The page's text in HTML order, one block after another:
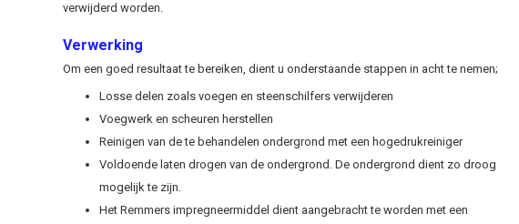
verwijderd worden.
Verwerking
Om een goed resultaat te bereiken, dient u onderstaande stappen in acht te nemen;
Losse delen zoals voegen en steenschilfers verwijderen
Voegwerk en scheuren herstellen
Reinigen van de te behandelen ondergrond met een hogedrukreiniger
Voldoende laten drogen van de ondergrond. De ondergrond dient zo droog
mogelijk te zijn.
Het Remmers impregneermiddel dient aangebracht te worden met een